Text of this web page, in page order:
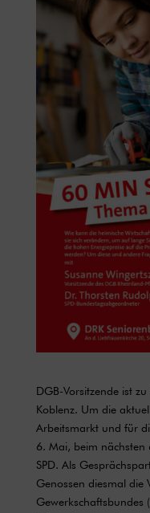
DGB-Vorsitzende ist
Koblenz. Um die
Arbeitsmarkt und für
6. Mai, beim
SPD. Als
Genossen diesmal die
Gewerkschaftsbundes